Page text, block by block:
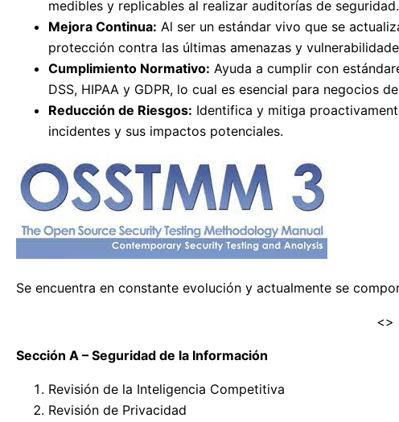
medibles y replicables al realizar auditorías de seguridad.
Mejora Continua: Al ser un estándar vivo que se
protección contra las últimas amenazas y
Cumplimiento Normativo: Ayuda a cumplir con
DSS, HIPAA y GDPR, lo cual es esencial para negocios
Reducción de Riesgos: Identifica y mitiga
incidentes y sus impactos potenciales.
Se encuentra en constante evolución y actualmente se
<>
Sección A – Seguridad de la Información
Revisión de la Inteligencia Competitiva
Revisión de Privacidad